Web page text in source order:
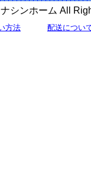
シンホーム All
方法 配送につい